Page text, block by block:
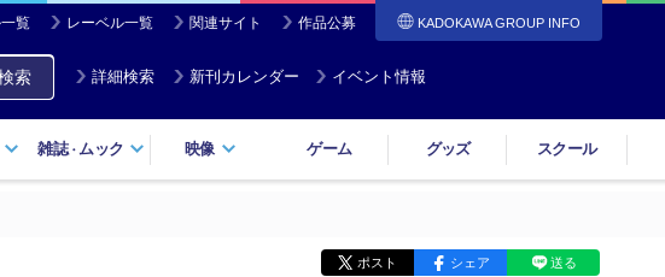
覧 レーベル一覧 関連サイト 作品公募 KADOKAWA GROUP INFO
索 詳細検索 新刊カレンダー イベント情報
雑誌・ ムック 映像 ゲーム グッズ スクール
ポスト シェア 送る